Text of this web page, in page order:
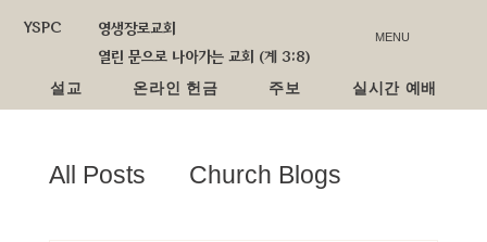
영생장로교회
설교 온라인 헌금 주보 실시간 예배
MENU
YSPC
열린 문으로 나아가는 교회 (계 3:8)
All Posts Church Blogs